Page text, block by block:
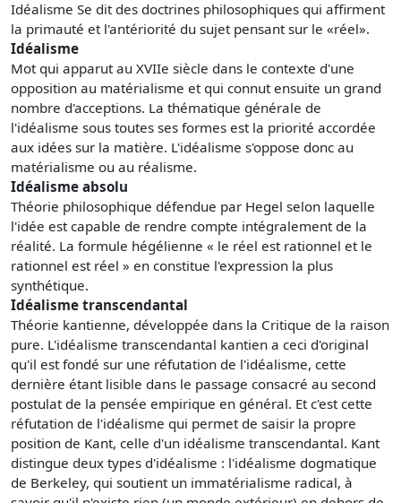
Idéalisme Se dit des doctrines philosophiques qui affirment
la primauté et l'antériorité du sujet pensant sur le «réel».
Idéalisme
Mot qui apparut au XVIIe siècle dans le contexte d'une
opposition au matérialisme et qui connut ensuite un grand
nombre d'acceptions. La thématique générale de
l'idéalisme sous toutes ses formes est la priorité accordée
aux idées sur la matière. L'idéalisme s'oppose donc au
matérialisme ou au réalisme.
Idéalisme absolu
Théorie philosophique défendue par Hegel selon laquelle
l'idée est capable de rendre compte intégralement de la
réalité. La formule hégélienne « le réel est rationnel et le
rationnel est réel » en constitue l'expression la plus
synthétique.
Idéalisme transcendantal
Théorie kantienne, développée dans la Critique de la raison
pure. L'idéalisme transcendantal kantien a ceci d'original
qu'il est fondé sur une réfutation de l'idéalisme, cette
dernière étant lisible dans le passage consacré au second
postulat de la pensée empirique en général. Et c'est cette
réfutation de l'idéalisme qui permet de saisir la propre
position de Kant, celle d'un idéalisme transcendantal. Kant
distingue deux types d'idéalisme : l'idéalisme dogmatique
de Berkeley, qui soutient un immatérialisme radical, à